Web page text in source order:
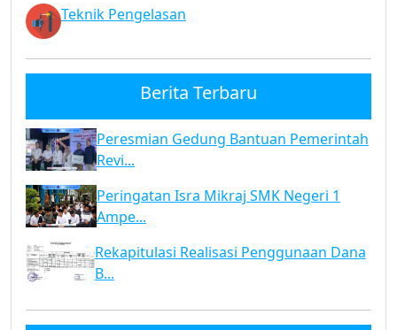
Teknik Pengelasan
Berita Terbaru
Peresmian Gedung Bantuan Pemerintah
Revi...
Peringatan Isra Mikraj SMK Negeri 1
Ampe...
Rekapitulasi Realisasi Penggunaan Dana
B...